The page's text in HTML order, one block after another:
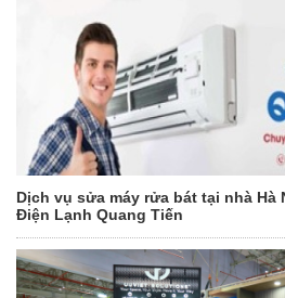
Dịch vụ sửa máy rửa bát tại nhà
Điện Lạnh Quang Tiến